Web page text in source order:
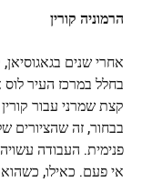
הרמוניה קורין
אחרי שנים
קצת שמרני עבור
בבחור, זה שהציורים
פנימית. העבודה
אי פעם. כאילו,